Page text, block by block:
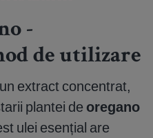
-
de utilizare
extract concentrat,
plantei de oregano
ulei esențial are